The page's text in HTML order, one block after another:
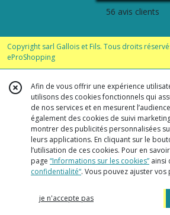
56 avis clients
Copyright sarl Gallois et Fils. Tous droits
eProShopping
Afin de vous offrir une expérience
utilisons des cookies fonctionnels qui
de nos services et en mesurent
également des cookies de suivi
montrer des publicités personnalisées
leurs applications. En cliquant sur le
l’utilisation de ces cookies. Pour en
page “Informations sur les cookies” ainsi
confidentialité“. Vous pouvez ajuster vos
je n'accepte pas